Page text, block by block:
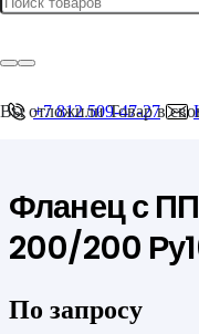
+7 812 509-47-27
Вы отложилиТоварв
Главная
/
Фланец с
200/200
По запросу